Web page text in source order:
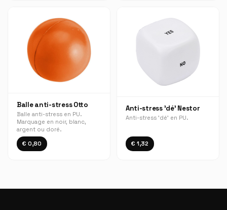
Balle anti-stress Otto
Balle anti-stress en PU.
Marquage en noir, blanc,
argent ou doré.
€ 0,80
Anti-stress 'dé' Nestor
Anti-stress 'dé' en PU.
€ 1,32